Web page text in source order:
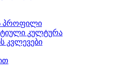
პროფილი
კულტურა
კვლევები